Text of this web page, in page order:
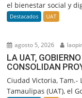
el bienestar social y
Destacados UAT
agosto 5, 2026
LA UAT,
CONSOLIDAN
Ciudad Victoria,
Tamaulipas (UAT), el